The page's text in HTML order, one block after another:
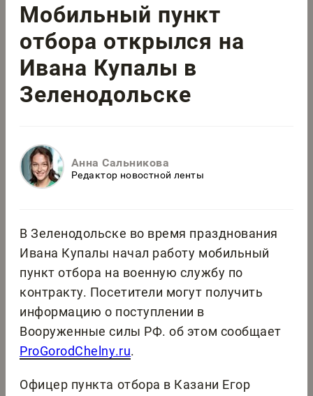
Мобильный пункт
отбора открылся на
Ивана Купалы в
Зеленодольске
Анна Сальникова
Редактор новостной ленты
В Зеленодольске во время празднования
Ивана Купалы начал работу мобильный
пункт отбора на военную службу по
контракту. Посетители могут получить
информацию о поступлении в
Вооруженные силы РФ. об этом сообщает
ProGorodChelny.ru.
Офицер пункта отбора в Казани Егор